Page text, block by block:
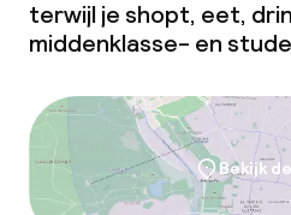
Overal rookvrij
terwijl je shopt, eet,
middenklasse- en
Bekijk